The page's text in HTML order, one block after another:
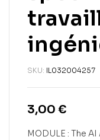
SKU: IL032004257
3,00 €
MODULE : The